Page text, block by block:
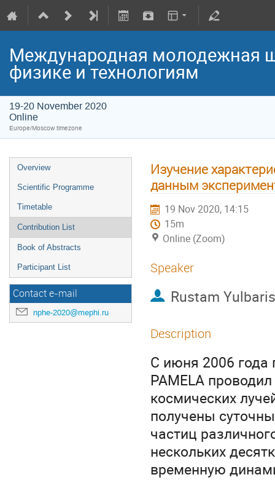
Международная молодежная
физике и технологиям
19-20 November 2020
Online
Europe/Moscow timezone
Overview
Scientific Programme
Timetable
Contribution List
Book of Abstracts
Participant List
Contact e-mail
nphe-2020@mephi.ru
Изучение
данным
19 Nov 2020, 14:15
15m
Online (Zoom)
Speaker
Rustam
Description
С июня 2006 года
PAMELA
космических
получены
частиц
нескольких
временную